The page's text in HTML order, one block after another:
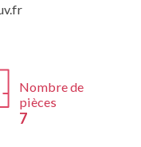
Nombre de
pièces
7